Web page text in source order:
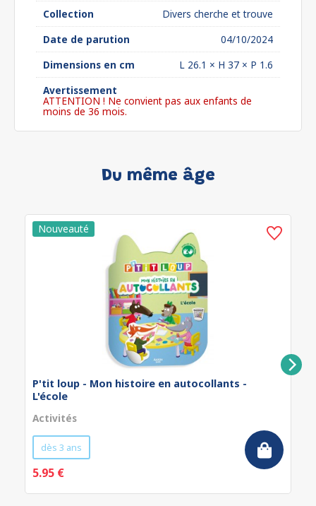
Collection
Divers cherche et trouve
Date de parution
04/10/2024
Dimensions en cm
L 26.1 × H 37 × P 1.6
Avertissement
ATTENTION ! Ne convient pas aux enfants de
moins de 36 mois.
Du même âge
P'tit loup - Mon histoire en autocollants -
L'école
Activités
dès 3 ans
5.95 €